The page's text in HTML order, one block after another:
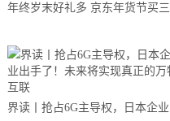
年终岁末好礼多 京东年货节买三
界读丨抢占6G主导权，日本企业